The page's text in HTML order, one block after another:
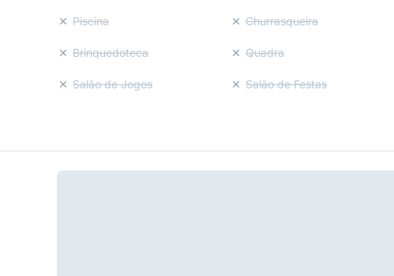
Piscina Churrasqueira
Brinquedoteca Quadra
Salão de Jogos Salão de Festas